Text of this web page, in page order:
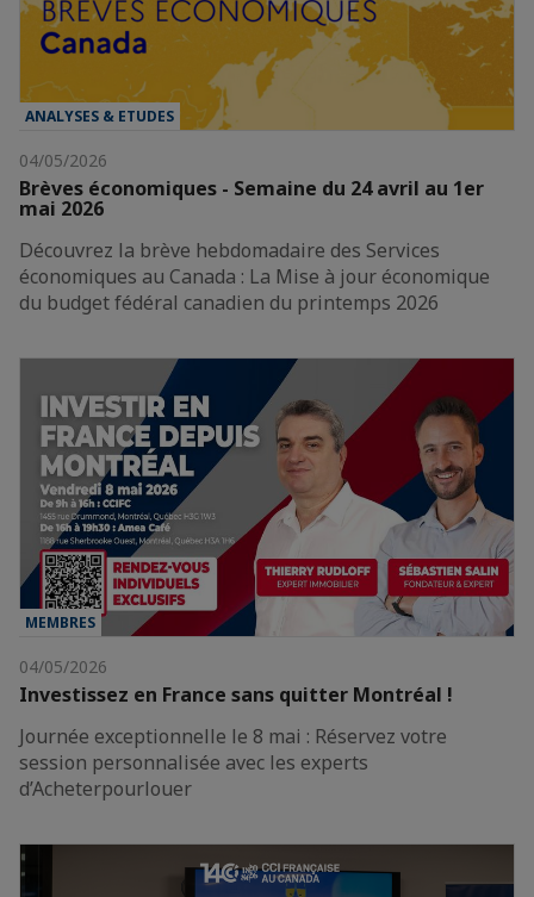
ANALYSES & ETUDES
04/05/2026
Brèves économiques - Semaine du 24 avril au 1er
mai 2026
Découvrez la brève hebdomadaire des Services
économiques au Canada : La Mise à jour économique
du budget fédéral canadien du printemps 2026
MEMBRES
04/05/2026
Investissez en France sans quitter Montréal !
Journée exceptionnelle le 8 mai : Réservez votre
session personnalisée avec les experts
d’Acheterpourlouer